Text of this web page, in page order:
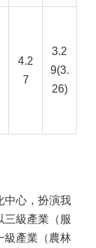
4.2
7
3.2
9(3.
26)
中心，扮演我
三級產業（服
級產業（農林